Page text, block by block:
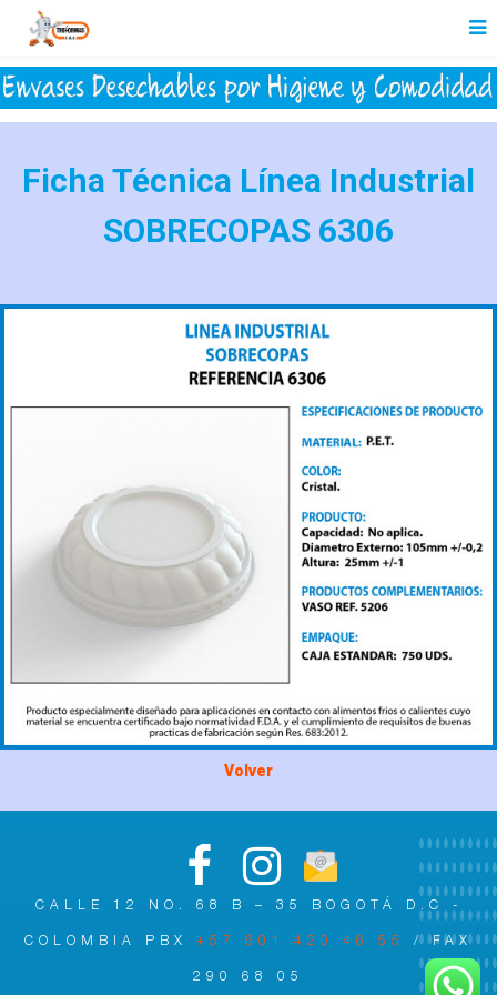
Ficha Técnica Línea Industrial
SOBRECOPAS 6306
Volver
CALLE 12 NO. 68 B – 35 BOGOTÁ D.C -
COLOMBIA PBX +57 601 420 46 55 / FAX
290 68 05